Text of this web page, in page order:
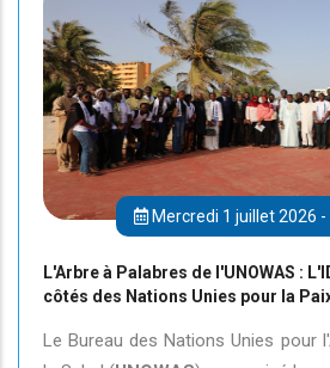
Mercredi 1 juillet 2026 -
L'Arbre à Palabres de l'UNOWAS :
côtés des Nations Unies pour la
Le Bureau des Nations Unies pour